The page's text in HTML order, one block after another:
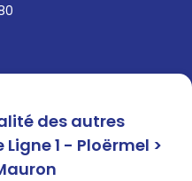
des autres
1 - Ploërmel >